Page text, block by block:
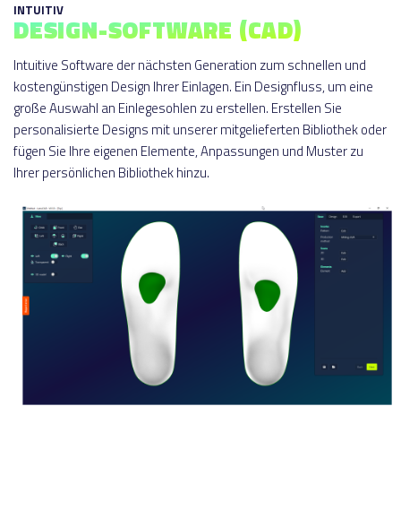
INTUITIV
DESIGN-SOFTWARE (CAD)
Intuitive Software der nächsten Generation zum schnellen und
kostengünstigen Design Ihrer Einlagen. Ein Designfluss, um eine
große Auswahl an Einlegesohlen zu erstellen. Erstellen Sie
personalisierte Designs mit unserer mitgelieferten Bibliothek oder
fügen Sie Ihre eigenen Elemente, Anpassungen und Muster zu
Ihrer persönlichen Bibliothek hinzu.